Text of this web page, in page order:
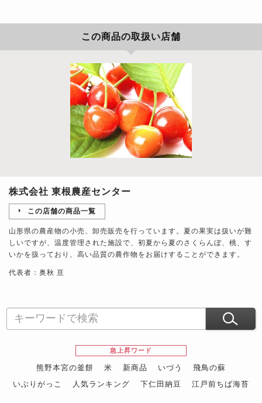
この商品の取扱い店舗
株式会社 東根農産センター
この店舗の商品一覧
山形県の農産物の小売、卸売販売を行っています。夏の果実は扱いが難
しいですが、温度管理された施設で、初夏から夏のさくらんぼ、桃、す
いかを扱っており、高い品質の農作物をお届けすることができます。
代表者：奥秋 亘
急上昇ワード
熊野本宮の釜餅 米 新商品 いづう
飛鳥の蘇
いぶりがっこ
人気ランキング 下仁田納豆
江戸前ちば海苔